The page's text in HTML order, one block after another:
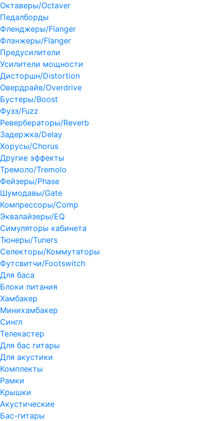
Октаверы/Octaver
Педалборды
Фленджеры/Flanger
Флэнжеры/Flanger
Предусилители
Усилители мощности
Дисторшн/Distortion
Овердрайв/Overdrive
Бустеры/Boost
Фузз/Fuzz
Ревербераторы/Reverb
Задержка/Delay
Хорусы/Chorus
Другие эффекты
Тремоло/Tremolo
Фейзеры/Phase
Шумодавы/Gate
Компрессоры/Comp
Эквалайзеры/EQ
Симуляторы кабинета
Тюнеры/Tuners
Селекторы/Коммутаторы
Футсвитчи/Footswitch
Для баса
Блоки питания
Хамбакер
Минихамбакер
Сингл
Телекастер
Для бас гитары
Для акустики
Комплекты
Рамки
Крышки
Акустические
Бас-гитары